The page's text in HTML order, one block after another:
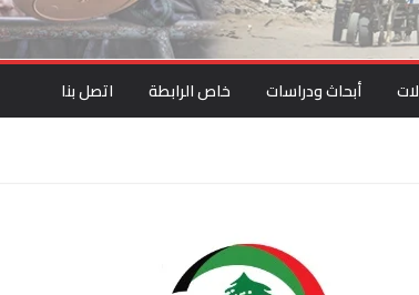
أبحاث ودراسات خاص الرابطة اتصل بنا